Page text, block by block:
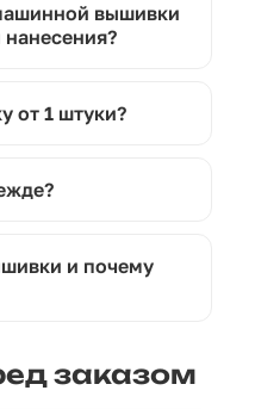
вышивки
от 1 штуки?
и почему
заказом